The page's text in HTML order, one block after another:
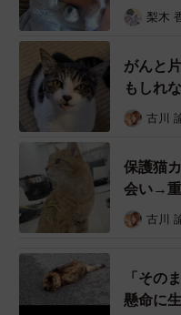
保護した数は8匹に上り
りました。この時期、
リ。保護はできたもの
の民家から逃げ出した
護しなくてはなりませ
参加した保護チームの
して全てのワンコに保
ハゲハゲ皮膚のメス
梨木
がんと
もしれ
古川
保護猫
会い→重
古川
「その
懸命に